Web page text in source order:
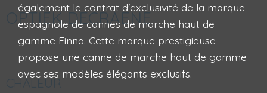
OPTIEK DECRAENE
CHALEUR
également le contrat d'exclusivité de la marque
espagnole de cannes de marche haut de
gamme Finna. Cette marque prestigieuse
propose une canne de marche haut de gamme
avec ses modèles élégants exclusifs.